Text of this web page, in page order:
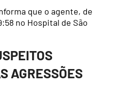
que o agente, de
no Hospital de São
AGRESSÕES